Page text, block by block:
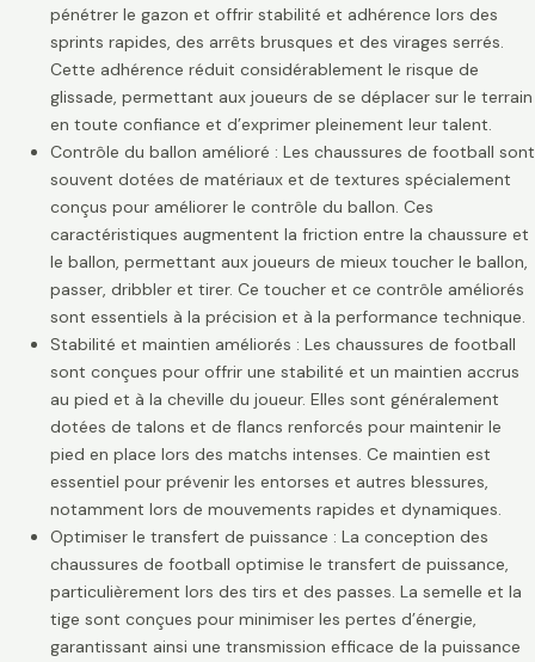
pénétrer le gazon et offrir stabilité et adhérence lors des
sprints rapides, des arrêts brusques et des virages serrés.
Cette adhérence réduit considérablement le risque de
glissade, permettant aux joueurs de se déplacer sur le terrain
en toute confiance et d’exprimer pleinement leur talent.
Contrôle du ballon amélioré : Les chaussures de football sont
souvent dotées de matériaux et de textures spécialement
conçus pour améliorer le contrôle du ballon. Ces
caractéristiques augmentent la friction entre la chaussure et
le ballon, permettant aux joueurs de mieux toucher le ballon,
passer, dribbler et tirer. Ce toucher et ce contrôle améliorés
sont essentiels à la précision et à la performance technique.
Stabilité et maintien améliorés : Les chaussures de football
sont conçues pour offrir une stabilité et un maintien accrus
au pied et à la cheville du joueur. Elles sont généralement
dotées de talons et de flancs renforcés pour maintenir le
pied en place lors des matchs intenses. Ce maintien est
essentiel pour prévenir les entorses et autres blessures,
notamment lors de mouvements rapides et dynamiques.
Optimiser le transfert de puissance : La conception des
chaussures de football optimise le transfert de puissance,
particulièrement lors des tirs et des passes. La semelle et la
tige sont conçues pour minimiser les pertes d’énergie,
garantissant ainsi une transmission efficace de la puissance